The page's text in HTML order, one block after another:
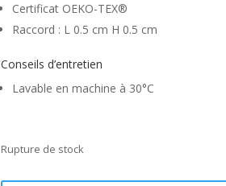
Certificat OEKO-TEX®
Raccord : L 0.5 cm H 0.5 cm
Conseils d’entretien
Lavable en machine à 30°C
Rupture de stock